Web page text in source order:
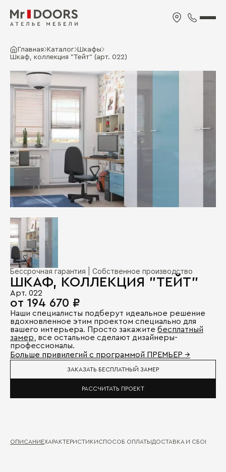
Главная Каталог Шкафы
Шкаф, коллекция "Тейт" (арт. 022)
Бессрочная гарантия | Собственное производство
ШКАФ, КОЛЛЕКЦИЯ "ТЕЙТ"
Арт. 022
от 194 670 ₽
Наши специалисты подберут идеальное решение
вдохновленное этим проектом специально для
вашего интерьера. Просто закажите бесплатный
замер , все остальное сделают дизайнеры-
профессионалы.
Больше привилегий с программой ПРЕМЬЕР →
ЗАКАЗАТЬ БЕСПЛАТНЫЙ ЗАМЕР
РАССЧИТАТЬ ПРОЕКТ
ОПИСАНИЕХАРАКТЕРИСТИКИСПОСОБ ОПЛАТЫДОСТАВКА И СБОРКА